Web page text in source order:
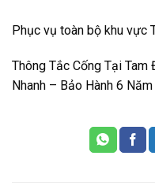
Phục vụ toàn bộ khu vực
Thông Tắc Cống Tại
Nhanh – Bảo Hành 6